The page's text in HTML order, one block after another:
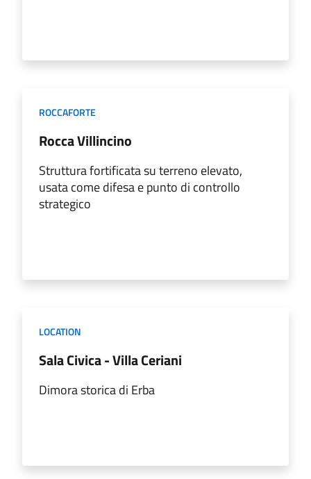
ROCCAFORTE
Rocca Villincino
Struttura fortificata su terreno elevato,
usata come difesa e punto di controllo
strategico
LOCATION
Sala Civica - Villa Ceriani
Dimora storica di Erba